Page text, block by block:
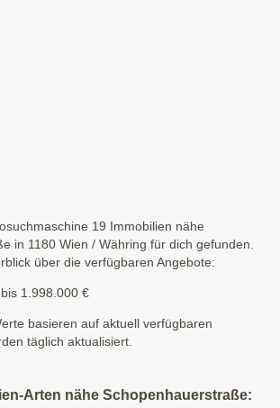
19 Immobilien nähe
in 1180 Wien / Währing für dich gefunden.
über die verfügbaren Angebote:
1.998.000 €
basieren auf aktuell verfügbaren
täglich aktualisiert.
Arten nähe Schopenhauerstraße: